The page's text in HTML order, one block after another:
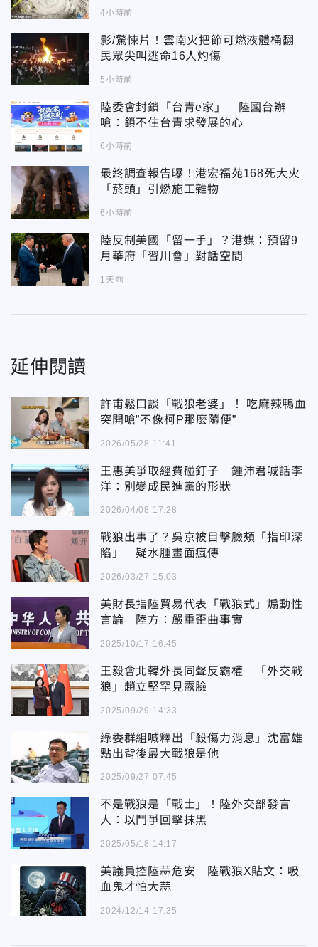
4小時前
影/驚悚片！雲南火把節可燃液體桶翻
民眾尖叫逃命16人灼傷
5小時前
陸委會封鎖「台青e家」 陸國台辦
嗆：鎖不住台青求發展的心
6小時前
最終調查報告曝！港宏福苑168死大火
「菸頭」引燃施工雜物
6小時前
陸反制美國「留一手」？港媒：預留9
月華府「習川會」對話空間
1天前
延伸閱讀
許甫鬆口談「戰狼老婆」！ 吃麻辣鴨血
突開嗆”不像柯P那麼隨便”
2026/05/28 11:41
王惠美爭取經費碰釘子 鍾沛君喊話李
洋：別變成民進黨的形狀
2026/04/08 17:28
戰狼出事了？吳京被目擊臉頰「指印深
陷」 疑水腫畫面瘋傳
2026/03/27 15:03
美財長指陸貿易代表「戰狼式」煽動性
言論 陸方：嚴重歪曲事實
2025/10/17 16:45
王毅會北韓外長同聲反霸權 「外交戰
狼」趙立堅罕見露臉
2025/09/29 14:33
綠委群組喊釋出「殺傷力消息」沈富雄
點出背後最大戰狼是他
2025/09/27 07:45
不是戰狼是「戰士」！陸外交部發言
人：以鬥爭回擊抹黑
2025/05/18 14:17
美議員控陸蒜危安 陸戰狼X貼文：吸
血鬼才怕大蒜
2024/12/14 17:35